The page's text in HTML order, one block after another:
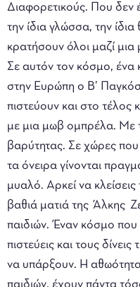
Διαφορετικούς. Που δεν
την ίδια γλώσσα, την
κρατήσουν όλοι μαζί
Σε αυτόν τον κόσμο, ένα
στην Ευρώπη ο Β’
πιστεύουν και στο
με μια μωβ ομπρέλα. Με
βαρύτητας. Σε χώρες
τα όνειρα γίνονται
μυαλό. Αρκεί να
βαθιά ματιά της Άλκης
παιδιών. Έναν κόσμο
πιστεύεις και τους
να υπάρξουν. Η